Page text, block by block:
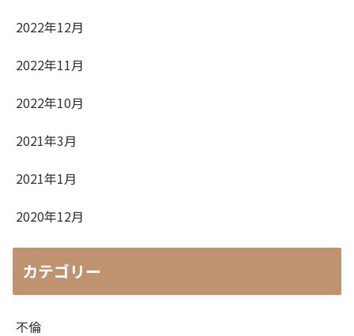
2022年12月
2022年11月
2022年10月
2021年3月
2021年1月
2020年12月
カテゴリー
不倫